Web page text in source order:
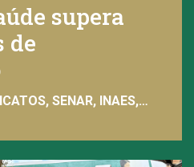
supera
de
SENAR, INAES,